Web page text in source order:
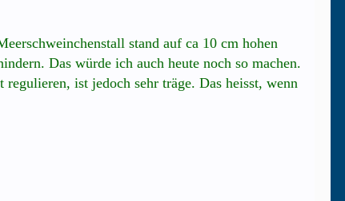
stand auf ca 10 cm hohen
Das würde ich auch heute noch so machen.
ist jedoch sehr träge. Das heisst, wenn